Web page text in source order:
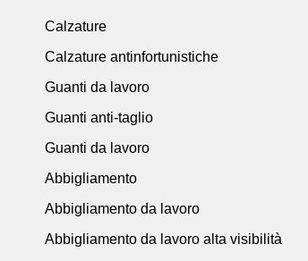
Calzature
Calzature antinfortunistiche
Guanti da lavoro
Guanti anti-taglio
Guanti da lavoro
Abbigliamento
Abbigliamento da lavoro
Abbigliamento da lavoro alta visibilità